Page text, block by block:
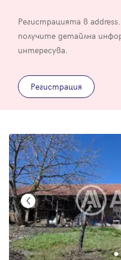
Регистрацията в
получите детайлна
интересува.
Регистрация